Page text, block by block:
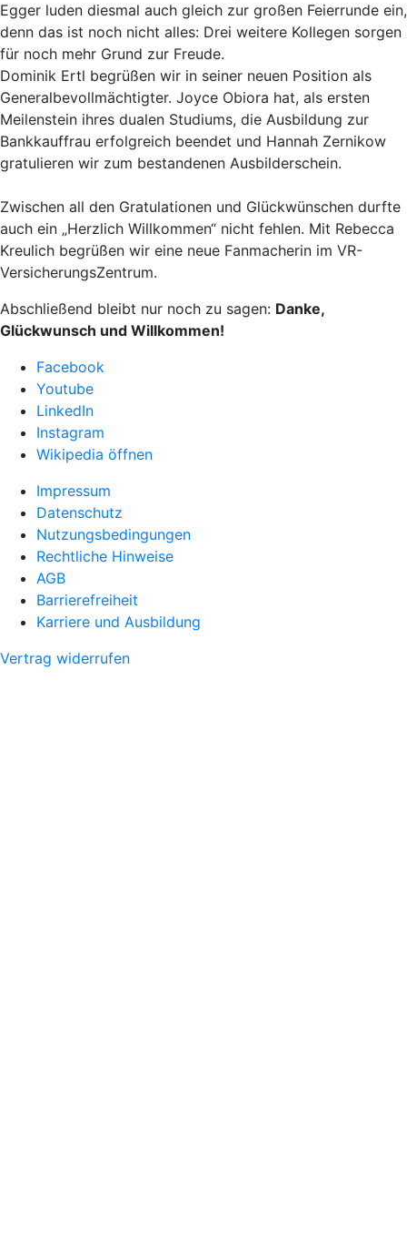
Egger luden diesmal auch gleich zur großen Feierrunde ein,
denn das ist noch nicht alles: Drei weitere Kollegen sorgen
für noch mehr Grund zur Freude.
Dominik Ertl begrüßen wir in seiner neuen Position als
Generalbevollmächtigter. Joyce Obiora hat, als ersten
Meilenstein ihres dualen Studiums, die Ausbildung zur
Bankkauffrau erfolgreich beendet und Hannah Zernikow
gratulieren wir zum bestandenen Ausbilderschein.
Zwischen all den Gratulationen und Glückwünschen durfte
auch ein „Herzlich Willkommen“ nicht fehlen. Mit Rebecca
Kreulich begrüßen wir eine neue Fanmacherin im VR-
VersicherungsZentrum.
Abschließend bleibt nur noch zu sagen: Danke,
Glückwunsch und Willkommen!
Facebook
Youtube
LinkedIn
Instagram
Wikipedia öffnen
Impressum
Datenschutz
Nutzungsbedingungen
Rechtliche Hinweise
AGB
Barrierefreiheit
Karriere und Ausbildung
Vertrag widerrufen